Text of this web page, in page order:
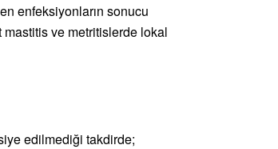
enfeksiyonların sonucu
ve metritislerde lokal
edilmediği takdirde;